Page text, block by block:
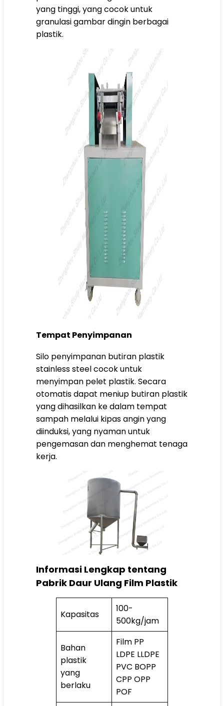
yang tinggi, yang cocok untuk
granulasi gambar dingin berbagai
plastik.
Tempat Penyimpanan
Silo penyimpanan butiran plastik
stainless steel cocok untuk
menyimpan pelet plastik. Secara
otomatis dapat meniup butiran plastik
yang dihasilkan ke dalam tempat
sampah melalui kipas angin yang
diinduksi, yang nyaman untuk
pengemasan dan menghemat tenaga
kerja.
Informasi Lengkap tentang
Pabrik Daur Ulang Film Plastik
Kapasitas
100-
500kg/jam
Bahan
plastik
yang
berlaku
Film PP
LDPE LLDPE
PVC BOPP
CPP OPP
POF